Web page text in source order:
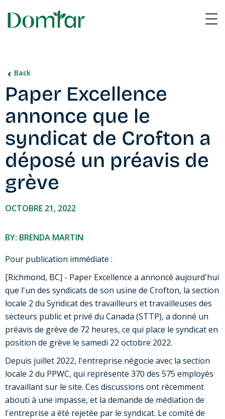
Back
Paper Excellence
annonce que le
syndicat de Crofton a
déposé un préavis de
grève
OCTOBRE 21, 2022
BY: BRENDA MARTIN
Pour publication immédiate :
[Richmond, BC] - Paper Excellence a annoncé aujourd'hui
que l'un des syndicats de son usine de Crofton, la section
locale 2 du Syndicat des travailleurs et travailleuses des
secteurs public et privé du Canada (STTP), a donné un
préavis de grève de 72 heures, ce qui place le syndicat en
position de grève le samedi 22 octobre 2022.
Depuis juillet 2022, l'entreprise négocie avec la section
locale 2 du PPWC, qui représente 370 des 575 employés
travaillant sur le site. Ces discussions ont récemment
abouti à une impasse, et la demande de médiation de
l'entreprise a été rejetée par le syndicat. Le comité de